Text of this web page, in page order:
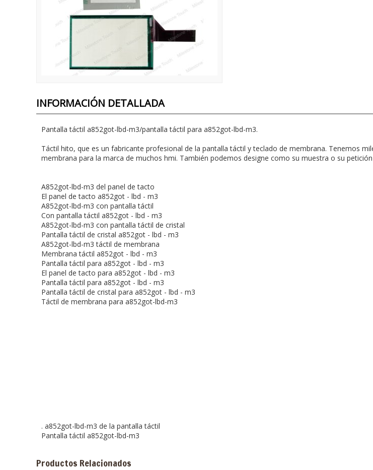
INFORMACIÓN DETALLADA
Pantalla táctil a852got-lbd-m3/pantalla táctil para a852got-lbd-m3.
Táctil hito, que es un fabricante profesional de la pantalla táctil y teclado de membrana. Tenemos
membrana para la marca de muchos hmi. También podemos designe como su muestra o su petición
A852got-lbd-m3 del panel de tacto
El panel de tacto a852got - lbd - m3
A852got-lbd-m3 con pantalla táctil
Con pantalla táctil a852got - lbd - m3
A852got-lbd-m3 con pantalla táctil de cristal
Pantalla táctil de cristal a852got - lbd - m3
A852got-lbd-m3 táctil de membrana
Membrana táctil a852got - lbd - m3
Pantalla táctil para a852got - lbd - m3
El panel de tacto para a852got - lbd - m3
Pantalla táctil para a852got - lbd - m3
Pantalla táctil de cristal para a852got - lbd - m3
Táctil de membrana para a852got-lbd-m3
. a852got-lbd-m3 de la pantalla táctil
Pantalla táctil a852got-lbd-m3
Productos Relacionados